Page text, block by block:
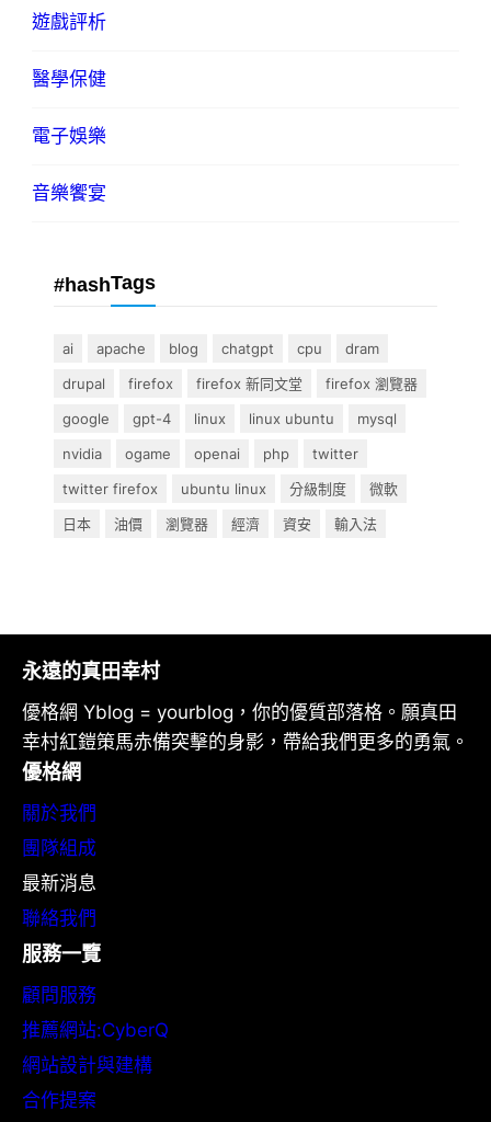
遊戲評析
醫學保健
電子娛樂
音樂饗宴
#hashTags
ai apache blog chatgpt cpu
dram
drupal
firefox firefox 新同文堂
firefox 瀏覽器
google
gpt-4 linux linux ubuntu
mysql
nvidia
ogame openai php
twitter
twitter firefox
ubuntu linux 分級制度
微軟
日本
油價 瀏覽器 經濟 資安 輸入法
永遠的真田幸村
優格網 Yblog = yourblog，你的優質部落格。願真田
幸村紅鎧策馬赤備突擊的身影，帶給我們更多的勇氣。
優格網
關於我們
團隊組成
最新消息
聯絡我們
服務一覽
顧問服務
推薦網站:CyberQ
網站設計與建構
合作提案